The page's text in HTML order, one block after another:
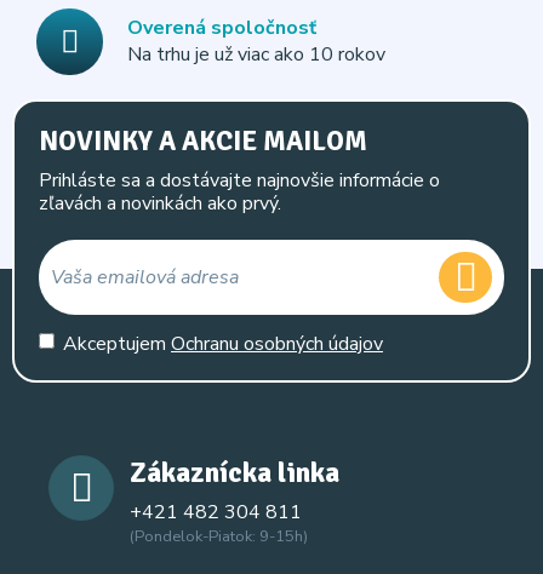
Overená spoločnosť
Na trhu je už viac ako 10 rokov
NOVINKY A AKCIE MAILOM
Prihláste sa a dostávajte najnovšie informácie o
zľavách a novinkách ako prvý.
Akceptujem Ochranu osobných údajov
Zákaznícka linka
+421 482 304 811
(Pondelok-Piatok: 9-15h)